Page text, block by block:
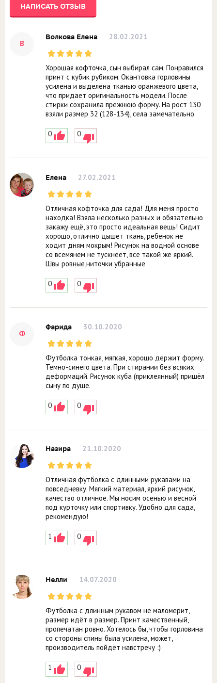
НАПИСАТЬ ОТЗЫВ
В
Волкова Елена 28.02.2021
Хорошая кофточка, сын выбирал сам. Понравился
принт с кубик рубиком. Окантовка горловины
усилена и выделена тканью оранжевого цвета,
что придает оригинальность модели. После
стирки сохранила прежнюю форму. На рост 130
взяли размер 32 (128-134), села замечательно.
0 0
Елена 27.02.2021
Отличная кофточка для сада! Для меня просто
находка! Взяла несколько разных и обязательно
закажу ещё, это просто идеальная вещь! Сидит
хорошо, отлично дышет ткань, ребенок не
ходит дням мокрым! Рисунок на водной основе
со всемянем не тускнеет, всё такой же яркий.
Швы ровные,ниточки убранные
0 0
Ф
Фарида 30.10.2020
Футболка тонкая, мягкая, хорошо держит форму.
Темно-синего цвета. При стирании без всяких
деформаций. Рисунок куба (приклеянный) пришёл
сыну по душе.
0 0
Назира 21.10.2020
Отличная футболка с длинными рукавами на
повседневку. Мягкий материал, яркий рисунок,
качество отличное. Мы носим осенью и весной
под курточку или спортивку. Удобно для сада,
рекомендую!
1 0
Нелли 14.07.2020
Футболка с длинным рукавом не маломерит,
размер идёт в размер. Принт качественный,
пропечатан ровно. Хотелось бы, чтобы горловина
со стороны спины была усилена, может,
производитель пойдёт навстречу :)
1 0